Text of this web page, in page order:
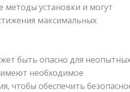
методы установки и могут
максимальных
быть опасно для
необходимое
чтобы обеспечить